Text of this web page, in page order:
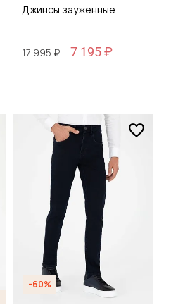
Джинсы зауженные
17 995 ₽ 7 195 ₽
-60%